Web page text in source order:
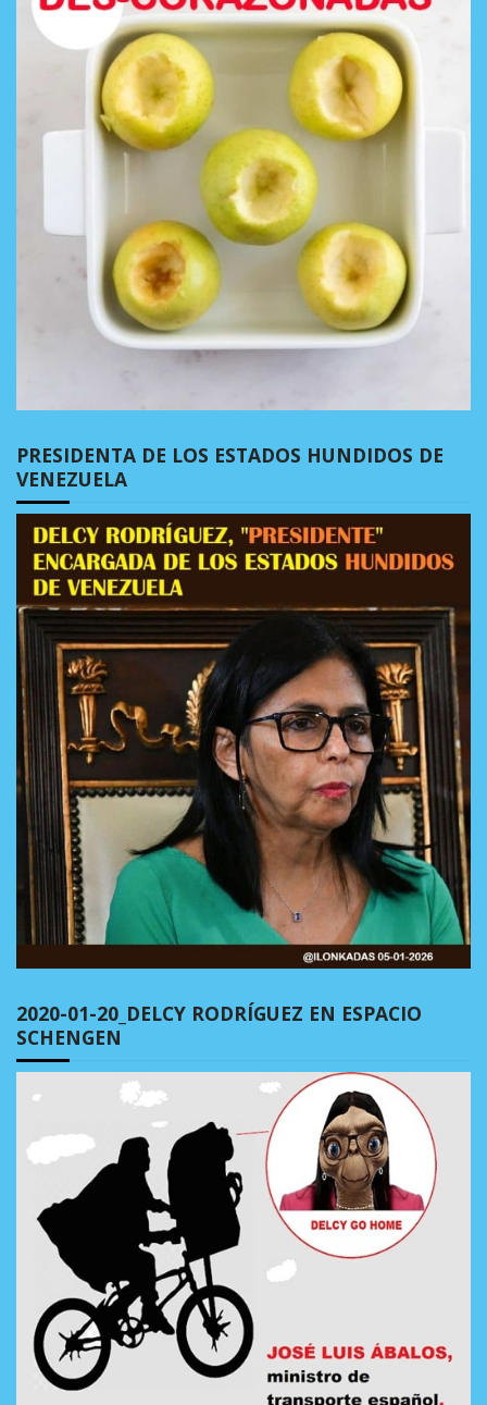
PRESIDENTA DE LOS ESTADOS HUNDIDOS DE
VENEZUELA
2020-01-20_DELCY RODRÍGUEZ EN ESPACIO
SCHENGEN